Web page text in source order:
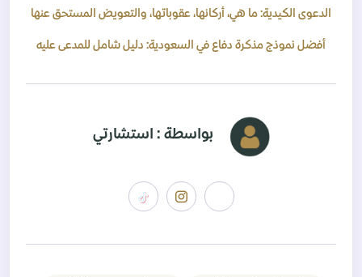
الدعوى الكيدية: ما هي، أركانها، عقوباتها، والتعويض المستحق عنها
أفضل نموذج مذكرة دفاع في السعودية: دليل شامل للمدعى عليه
بواسطة : استشارتي